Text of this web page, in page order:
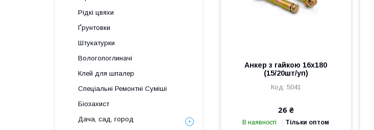
Анкер з гайкою 16х180
(15/20шт/уп)
5041
26 ₴
В наявності Тільки оптом
Рідкі цвяхи
Ґрунтовки
Штукатурки
Вологопоглиначі
Клей для шпалер
Спеціальні Ремонтні Суміші
Біозахист
Дача, сад, город